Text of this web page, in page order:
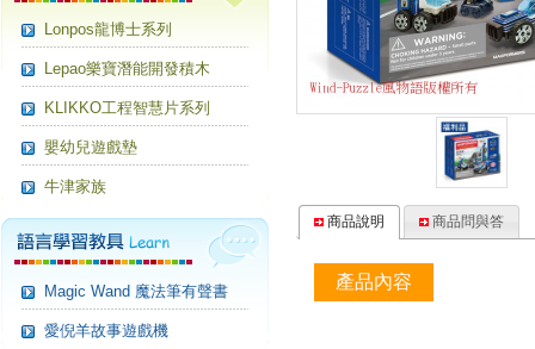
Lonpos龍博士系列
Lepao樂寶潛能開發積木
KLIKKO工程智慧片系列
嬰幼兒遊戲墊
牛津家族
Magic Wand 魔法筆有聲書
愛倪羊故事遊戲機
商品說明 商品問與答
產品內容